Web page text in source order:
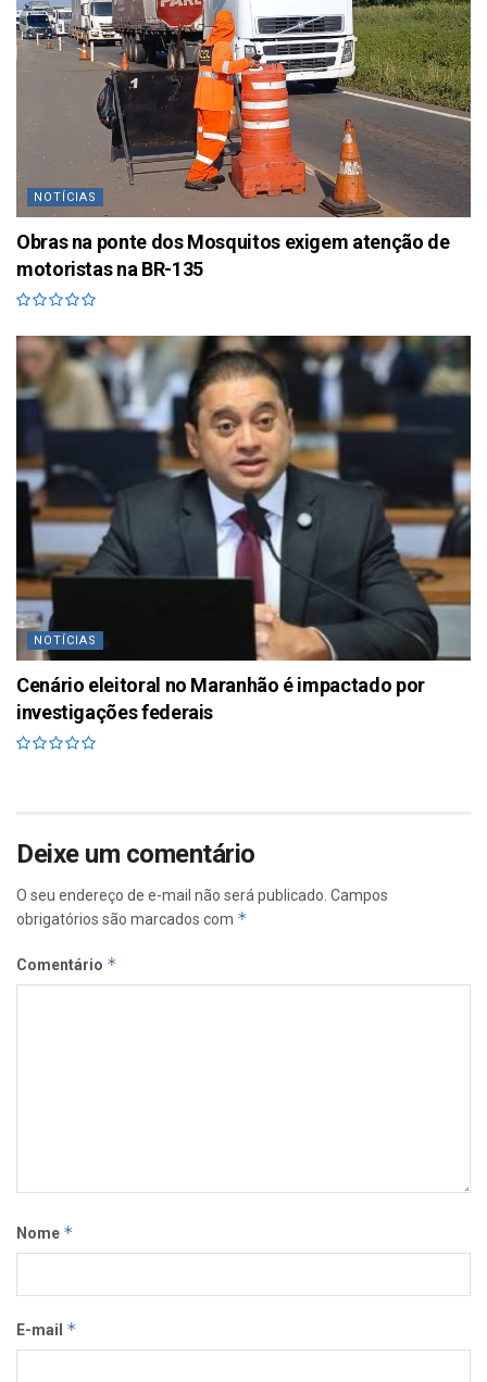
NOTÍCIAS
Obras na ponte dos Mosquitos exigem atenção de
motoristas na BR-135
NOTÍCIAS
Cenário eleitoral no Maranhão é impactado por
investigações federais
Deixe um comentário
O seu endereço de e-mail não será publicado. Campos
obrigatórios são marcados com *
Comentário *
Nome *
E-mail *